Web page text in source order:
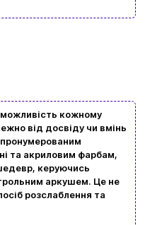
кожному
від досвіду чи вмінь
та акриловим фарбам,
керуючись
аркушем. Це не
розслаблення та